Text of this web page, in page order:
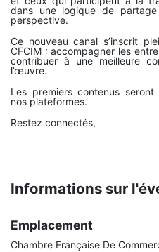
dans une logique de
perspective.
Ce nouveau canal s’inscrit
CFCIM : accompagner les
contribuer à une meilleure
l’œuvre.
Les premiers contenus
nos plateformes.
Restez connectés,
Informations sur
Emplacement
Chambre Française De